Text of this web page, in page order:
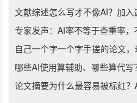
文献综述怎么写才不像AI？加
专家发声：AI率不等于查重率
自己一个字一个字手搓的论文，
哪些AI使用算辅助、哪些算代
论文摘要为什么最容易被标红